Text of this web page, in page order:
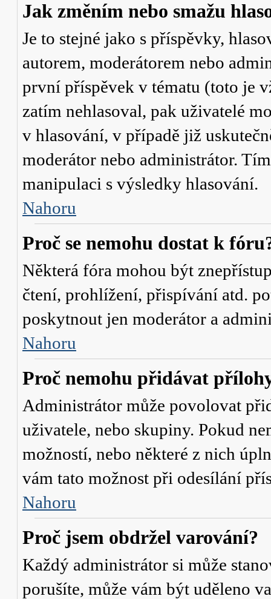
Jak změním nebo smažu
Je to stejné jako s příspěvky,
autorem, moderátorem nebo
první příspěvek v tématu (toto je
zatím nehlasoval, pak uživatelé
v hlasování, v případě již
moderátor nebo administrátor.
manipulaci s výsledky hlasování.
Nahoru
Proč se nemohu dostat k
Některá fóra mohou být
čtení, prohlížení, přispívání atd.
poskytnout jen moderátor a
Nahoru
Proč nemohu přidávat
Administrátor může povolovat
uživatele, nebo skupiny. Pokud
možností, nebo některé z nich
vám tato možnost při odesílání
Nahoru
Proč jsem obdržel varování?
Každý administrátor si může
porušíte, může vám být uděleno